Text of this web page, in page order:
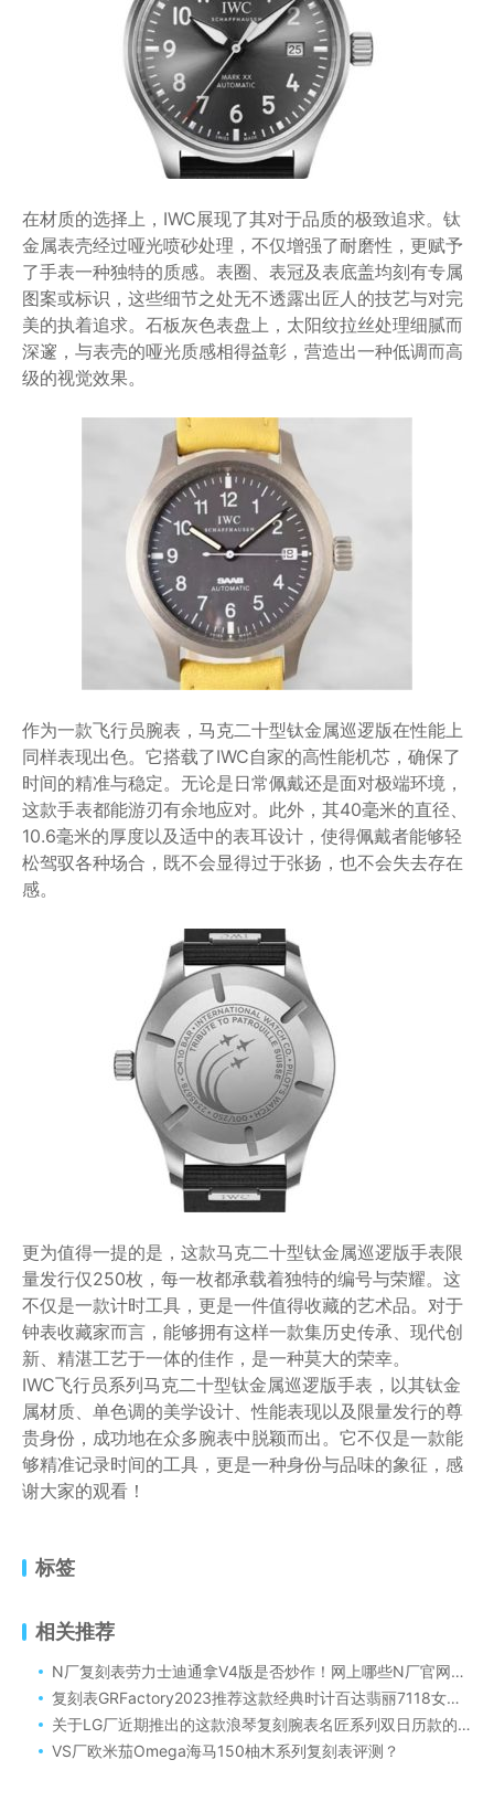
在材质的选择上，IWC展现了其对于品质的极致追求。钛
金属表壳经过哑光喷砂处理，不仅增强了耐磨性，更赋予
了手表一种独特的质感。表圈、表冠及表底盖均刻有专属
图案或标识，这些细节之处无不透露出匠人的技艺与对完
美的执着追求。石板灰色表盘上，太阳纹拉丝处理细腻而
深邃，与表壳的哑光质感相得益彰，营造出一种低调而高
级的视觉效果。
作为一款飞行员腕表，马克二十型钛金属巡逻版在性能上
同样表现出色。它搭载了IWC自家的高性能机芯，确保了
时间的精准与稳定。无论是日常佩戴还是面对极端环境，
这款手表都能游刃有余地应对。此外，其40毫米的直径、
10.6毫米的厚度以及适中的表耳设计，使得佩戴者能够轻
松驾驭各种场合，既不会显得过于张扬，也不会失去存在
感。
更为值得一提的是，这款马克二十型钛金属巡逻版手表限
量发行仅250枚，每一枚都承载着独特的编号与荣耀。这
不仅是一款计时工具，更是一件值得收藏的艺术品。对于
钟表收藏家而言，能够拥有这样一款集历史传承、现代创
新、精湛工艺于一体的佳作，是一种莫大的荣幸。
IWC飞行员系列马克二十型钛金属巡逻版手表，以其钛金
属材质、单色调的美学设计、性能表现以及限量发行的尊
贵身份，成功地在众多腕表中脱颖而出。它不仅是一款能
够精准记录时间的工具，更是一种身份与品味的象征，感
谢大家的观看！
标签
相关推荐
N厂复刻表劳力士迪通拿V4版是否炒作！网上哪些N厂官网是真的吗
复刻表GRFactory2023推荐这款经典时计百达翡丽7118女鹦鹉螺满钻限量款
关于LG厂近期推出的这款浪琴复刻腕表名匠系列双日历款的详细评测
VS厂欧米茄Omega海马150柚木系列复刻表评测？